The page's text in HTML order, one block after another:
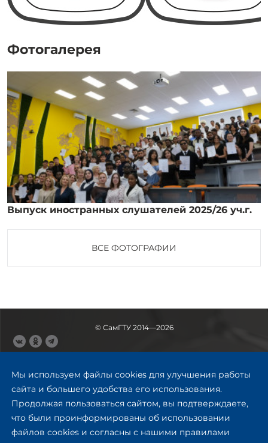
Фотогалерея
Выпуск иностранных слушателей 2025/26 уч.г.
ВСЕ ФОТОГРАФИИ
Мы используем файлы cookies для улучшения работы
сайта и большего удобства его использования.
Продолжая пользоваться сайтом, вы подтверждаете,
что были проинформированы об использовании
файлов cookies и согласны с нашими правилами
© СамГТУ 2014—2026
443100, Самара
Ул. Молодогвардейская, 244,
главный корпус
8 (846) 278-43-11
rector@samgtu.ru